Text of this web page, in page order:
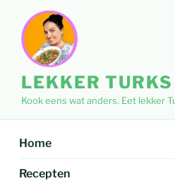
inhoud
LEKKER
Kook eens wat anders. Eet lekker
Home
Recepten